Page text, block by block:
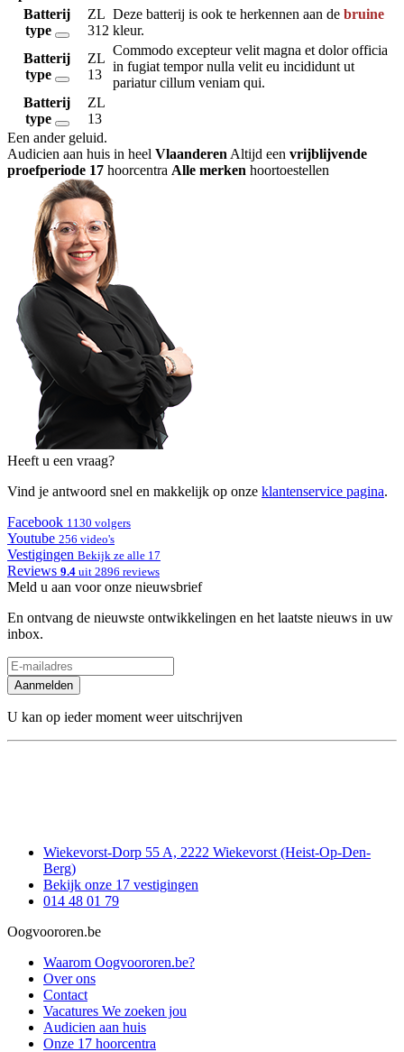
Batterij
type
ZL
312
Deze batterij is ook te herkennen aan de bruine
kleur.
Batterij
type
ZL
13
Commodo excepteur velit magna et dolor officia
in fugiat tempor nulla velit eu incididunt ut
pariatur cillum veniam qui.
Batterij
type
ZL
13
Een ander geluid.
Audicien aan huis in heel Vlaanderen Altijd een vrijblijvende
proefperiode 17 hoorcentra Alle merken hoortoestellen
Heeft u een vraag?
Vind je antwoord snel en makkelijk op onze klantenservice pagina.
Facebook 1130 volgers
Youtube 256 video's
Vestigingen Bekijk ze alle 17
Reviews 9.4 uit 2896 reviews
Meld u aan voor onze nieuwsbrief
En ontvang de nieuwste ontwikkelingen en het laatste nieuws in uw
inbox.
Aanmelden
U kan op ieder moment weer uitschrijven
Wiekevorst-Dorp 55 A, 2222 Wiekevorst (Heist-Op-Den-
Berg)
Bekijk onze 17 vestigingen
014 48 01 79
Oogvoororen.be
Waarom Oogvoororen.be?
Over ons
Contact
Vacatures We zoeken jou
Audicien aan huis
Onze 17 hoorcentra